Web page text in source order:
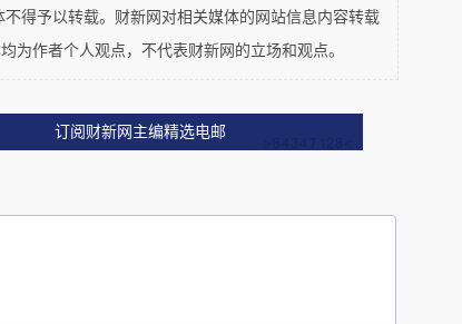
得予以转载。财新网对相关媒体的网站信息内容转载
为作者个人观点，不代表财新网的立场和观点。
订阅财新网主编精选电邮